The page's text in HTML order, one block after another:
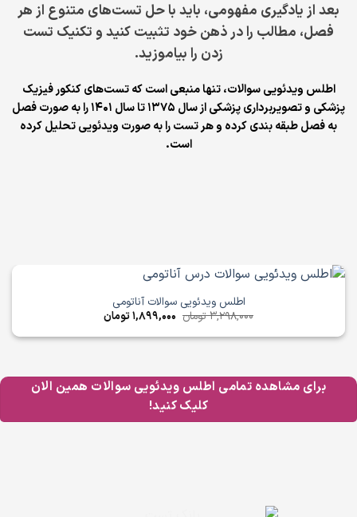
بعد از یادگیری مفهومی، باید با حل تست‌های متنوع از هر
فصل، مطالب را در ذهن خود تثبیت کنید و تکنیک تست
زدن را بیاموزید.
اطلس ویدئویی سوالات، تنها منبعی است که تست‌های کنکور فیزیک
پزشکی و تصویربرداری پزشکی از سال 1375 تا سال 1401 را به صورت فصل
به فصل طبقه بندی کرده و هر تست را به صورت ویدئویی تحلیل کرده
است.
اطلس ویدئویی سوالات آناتومی
3,298,000تومان قیمت
اصلی
3,298,000 تومان
1,899,000تومانقیمت
1,899,000 تومان
برای مشاهده تمامی اطلس ویدئویی سوالات همین الان
کلیک کنید!